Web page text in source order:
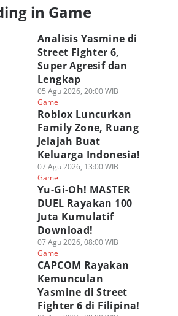
CAPCOM Rayakan
Yasmine di Street
Fighter 6 di Filipina!
06 Agu 2026, 08:00 WIB
Super Agresif dan
Lengkap
05 Agu 2026, 20:00 WIB
in Game
Analisis Yasmine di
Street Fighter 6,
Super Agresif dan
Lengkap
05 Agu 2026, 20:00 WIB
Game
Roblox Luncurkan
Family Zone, Ruang
Jelajah Buat
Keluarga Indonesia!
07 Agu 2026, 13:00 WIB
Game
Yu-Gi-Oh! MASTER
DUEL Rayakan 100
Juta Kumulatif
Download!
07 Agu 2026, 08:00 WIB
Game
CAPCOM Rayakan
Kemunculan
Yasmine di Street
Fighter 6 di Filipina!